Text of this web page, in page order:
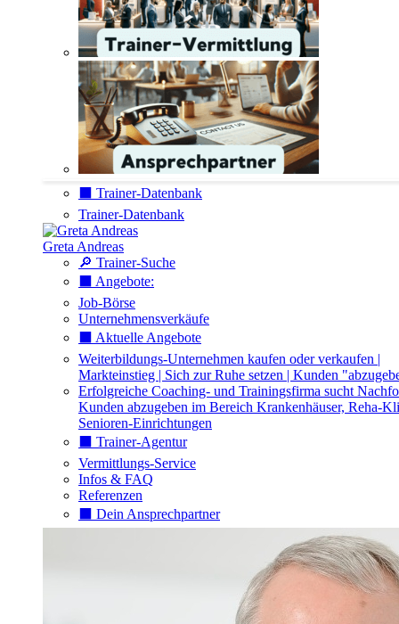
⬛️ Trainer-Datenbank
Trainer-Datenbank
Greta Andreas
🔎 Trainer-Suche
⬛️ Angebote:
Job-Börse
Unternehmensverkäufe
⬛️ Aktuelle Angebote
Weiterbildungs-Unternehmen kaufen oder verkaufen |
Markteinstieg | Sich zur Ruhe setzen | Kunden
Erfolgreiche Coaching- und Trainingsfirma sucht
Kunden abzugeben im Bereich Krankenhäuser, Reha-
Senioren-Einrichtungen
⬛️ Trainer-Agentur
Vermittlungs-Service
Infos & FAQ
Referenzen
⬛️ Dein Ansprechpartner